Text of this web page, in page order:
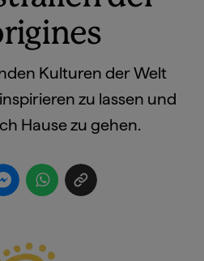
Kulturen der Welt
zu lassen und
Hause zu gehen.